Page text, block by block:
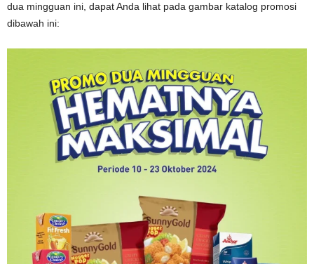
dua mingguan ini, dapat Anda lihat pada gambar katalog promosi
dibawah ini: